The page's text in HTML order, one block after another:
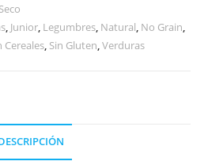
, Junior, Legumbres, Natural, No Grain,
Cereales, Sin Gluten,Verduras